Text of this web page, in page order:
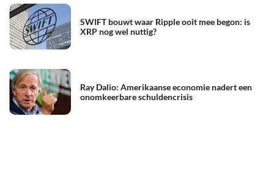
SWIFT bouwt waar Ripple ooit mee begon: is
XRP nog wel nuttig?
Ray Dalio: Amerikaanse economie nadert een
onomkeerbare schuldencrisis